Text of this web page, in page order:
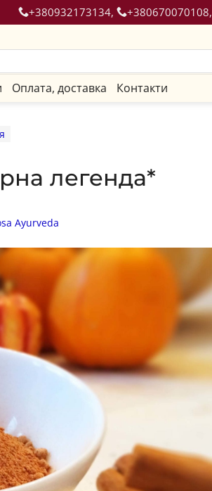
+380932173134, +380670070108,
Оплата, доставка Контакти
легенда*
Ayurveda